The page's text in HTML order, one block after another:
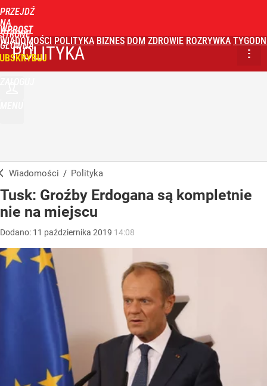
PRZEJDŹ
NA
STRONĘ
GŁÓWNĄ
WPROST
WIADOMOŚCI POLITYKA BIZNES DOM ZDROWIE ROZRYWKA
POLITYKA
Wiadomości / Polityka
Tusk: Groźby Erdogana są kompletnie
nie na miejscu
Dodano: 11 października 2019 14:08